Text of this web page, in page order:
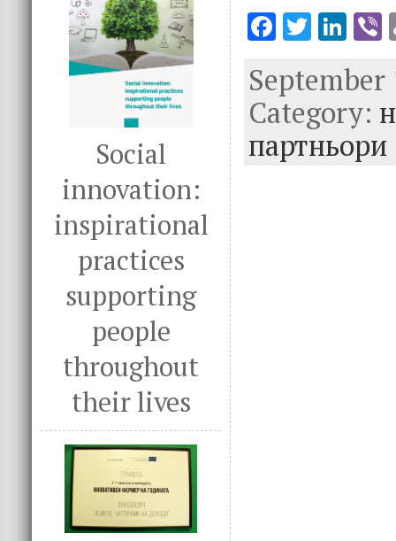
Social
innovation:
inspirational
practices
supporting
people
throughout
their lives
F
e
b
o
o
T
it
te
r
Li
k
e
dI
n
September
Category:
партньори